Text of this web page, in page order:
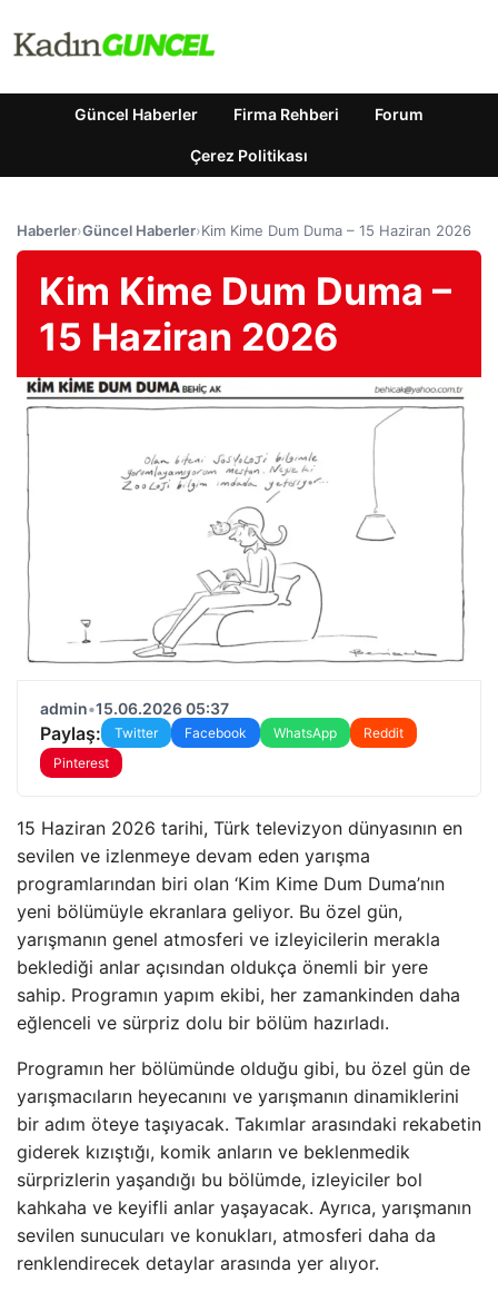
Güncel Haberler Firma Rehberi Forum
Çerez Politikası
Haberler›Güncel Haberler›Kim Kime Dum Duma – 15 Haziran 2026
Kim Kime Dum Duma –
15 Haziran 2026
admin•15.06.2026 05:37
Paylaş: Twitter Facebook WhatsApp
Reddit
Pinterest
15 Haziran 2026 tarihi, Türk televizyon dünyasının en
sevilen ve izlenmeye devam eden yarışma
programlarından biri olan ‘Kim Kime Dum Duma’nın
yeni bölümüyle ekranlara geliyor. Bu özel gün,
yarışmanın genel atmosferi ve izleyicilerin merakla
beklediği anlar açısından oldukça önemli bir yere
sahip. Programın yapım ekibi, her zamankinden daha
eğlenceli ve sürpriz dolu bir bölüm hazırladı.
Programın her bölümünde olduğu gibi, bu özel gün de
yarışmacıların heyecanını ve yarışmanın dinamiklerini
bir adım öteye taşıyacak. Takımlar arasındaki rekabetin
giderek kızıştığı, komik anların ve beklenmedik
sürprizlerin yaşandığı bu bölümde, izleyiciler bol
kahkaha ve keyifli anlar yaşayacak. Ayrıca, yarışmanın
sevilen sunucuları ve konukları, atmosferi daha da
renklendirecek detaylar arasında yer alıyor.